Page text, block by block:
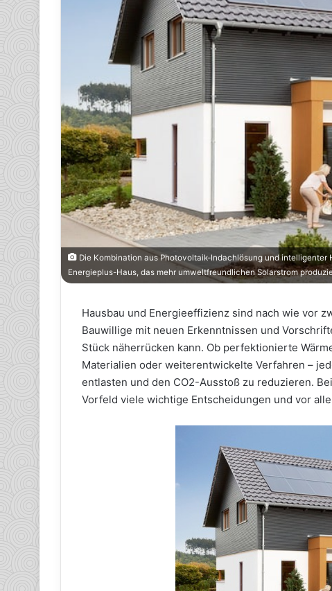
Die Kombination aus Photovoltaik-Indachlösung und
Energieplus-Haus, das mehr umweltfreundlichen Solarstrom
Hausbau und Energieeffizienz sind nach wie vor
Bauwillige mit neuen Erkenntnissen und
Stück näherrücken kann. Ob perfektionierte
Materialien oder weiterentwickelte Verfahren –
entlasten und den CO2-Ausstoß zu reduzieren.
Vorfeld viele wichtige Entscheidungen und vor